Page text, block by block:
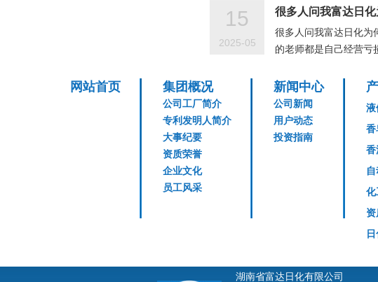
15
2025-05
很多人问我富达日
很多人问我富达日化为
的老师都是自己经营亏
网站首页 集团概况
公司工厂简介
专利发明人简介
大事纪要
资质荣誉
企业文化
员工风采
新闻中心
公司新闻
用户动态
投资指南
液
香
香
化
资
湖南省富达日化有限公司